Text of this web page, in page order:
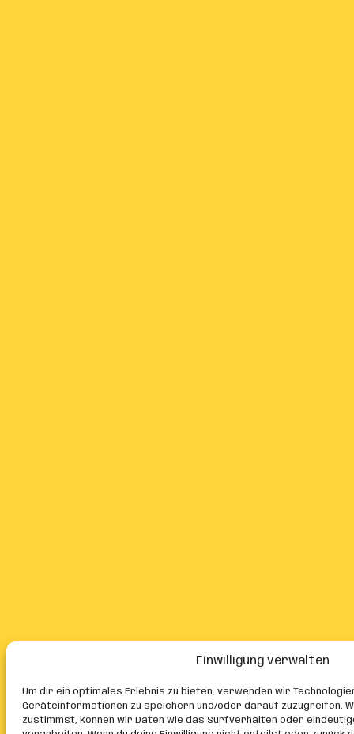
Einwilligung verwalten
Um dir ein optimales Erlebnis zu bieten, verwenden wir
Geräteinformationen zu speichern und/oder darauf zuzugreifen.
zustimmst, können wir Daten wie das Surfverhalten oder